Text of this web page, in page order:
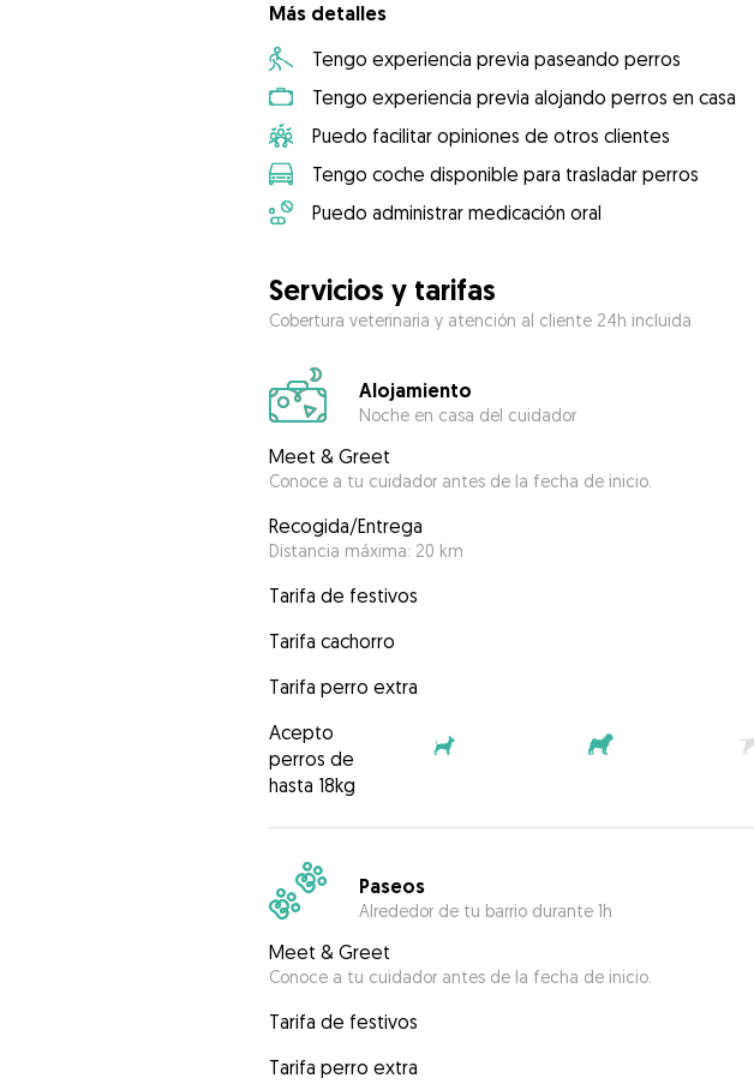
Más detalles
Tengo experiencia previa paseando perros
Tengo experiencia previa alojando perros en casa
Puedo facilitar opiniones de otros clientes
Tengo coche disponible para trasladar perros
Puedo administrar medicación oral
Servicios y tarifas
Cobertura veterinaria y atención al cliente 24h incluida
Alojamiento
Noche en casa del cuidador
Meet & Greet
Conoce a tu cuidador antes de la fecha de inicio.
Recogida/Entrega
Distancia máxima: 20 km
Tarifa de festivos
Tarifa cachorro
Tarifa perro extra
Acepto
perros de
hasta 18kg
Paseos
Alrededor de tu barrio durante 1h
Meet & Greet
Conoce a tu cuidador antes de la fecha de inicio.
Tarifa de festivos
Tarifa perro extra